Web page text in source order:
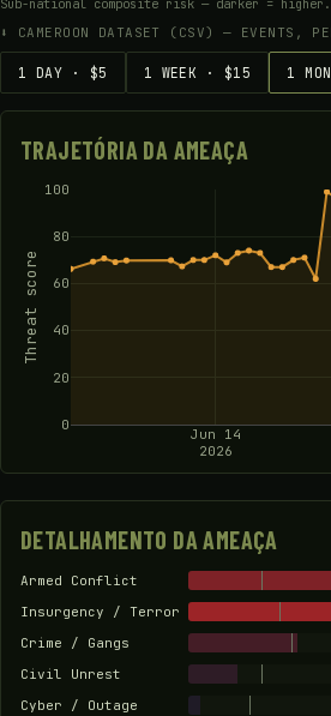
Sub-national composite risk — darker =
⬇ CAMEROON DATASET (CSV) — EVENTS,
1 DAY · $5 1 WEEK · $15 1
TRAJETÓRIA DA AMEAÇA
Jun 14
2026
0
20
40
60
80
100
Threat score
DETALHAMENTO DA AMEAÇA
Armed Conflict
Insurgency / Terror
Crime / Gangs
Civil Unrest
Cyber / Outage